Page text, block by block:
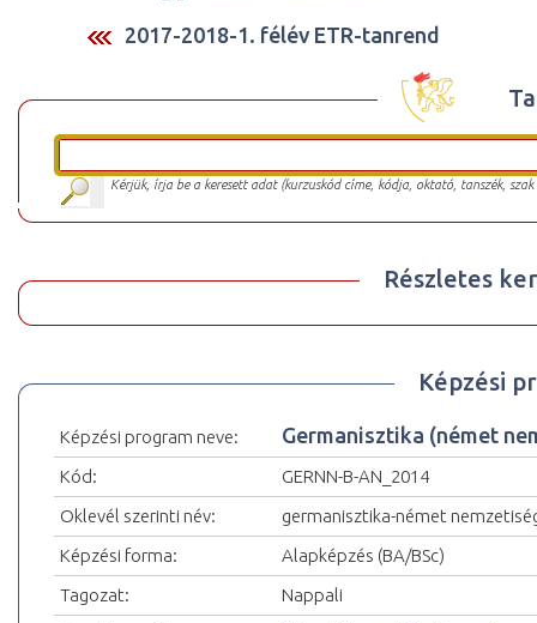
2017-2018-1. félév ETR-tanrend
Kérjük, írja be a keresett adat (kurzuskód címe, kódja, oktató, tanszék,
Részletes
Képzési
Képzési program neve: Germanisztika (német
Kód:
GERNN-B-AN_2014
Oklevél szerinti név:
germanisztika-német
Képzési forma:
Alapképzés (BA/BSc)
Tagozat:
Nappali